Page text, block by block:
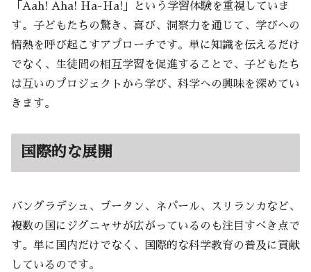
「Aah! Aha! Ha-Ha!」という学習体験を重視していま
す。子どもたちの驚き、喜び、洞察力を通じて、学びへの
情熱を呼び起こすアプローチです。単に知識を伝えるだけ
でなく、生徒間の相互学習を促進することで、子どもたち
は互いのプロジェクトから学び、科学への興味を深めてい
きます。
国際的な展開
バングラデシュ、ブータン、ネパール、スリランカなど、
複数の国にジグニャサが広がっているのも注目すべき点で
す。単に国内だけでなく、国際的な科学教育の普及に貢献
しているのです。